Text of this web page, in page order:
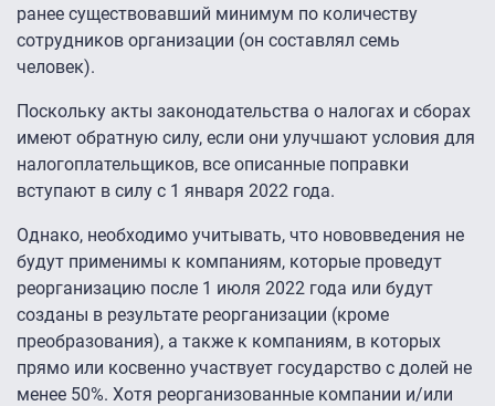
ранее существовавший минимум по количеству
сотрудников организации (он составлял семь
человек).
Поскольку акты законодательства о налогах и сборах
имеют обратную силу, если они улучшают условия для
налогоплательщиков, все описанные поправки
вступают в силу с 1 января 2022 года.
Однако, необходимо учитывать, что нововведения не
будут применимы к компаниям, которые проведут
реорганизацию после 1 июля 2022 года или будут
созданы в результате реорганизации (кроме
преобразования), а также к компаниям, в которых
прямо или косвенно участвует государство с долей не
менее 50%. Хотя реорганизованные компании и/или